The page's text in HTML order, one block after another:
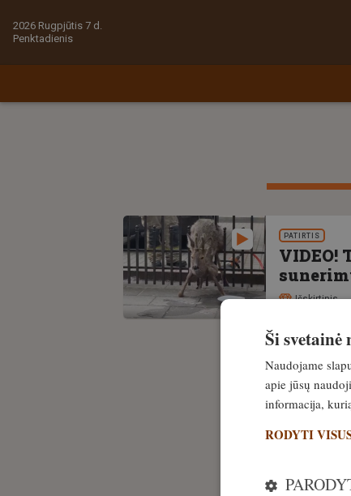
2026 Rugpjūtis 7 d.
Penktadienis
PATIRTIS
VIDEO!
Išskirtinis
Ši
Naudojame
apie jūsų
informacija,
RODYTI